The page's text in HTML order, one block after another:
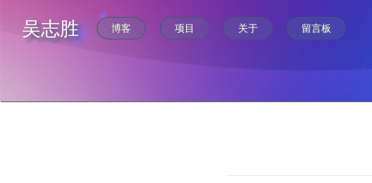
吴志胜 博客 项目 关于 留言板